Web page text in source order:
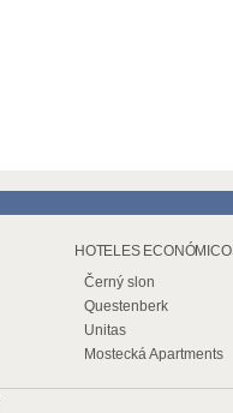
HOTELES
Černý slon
Questenberk
Unitas
Mostecká Apartments